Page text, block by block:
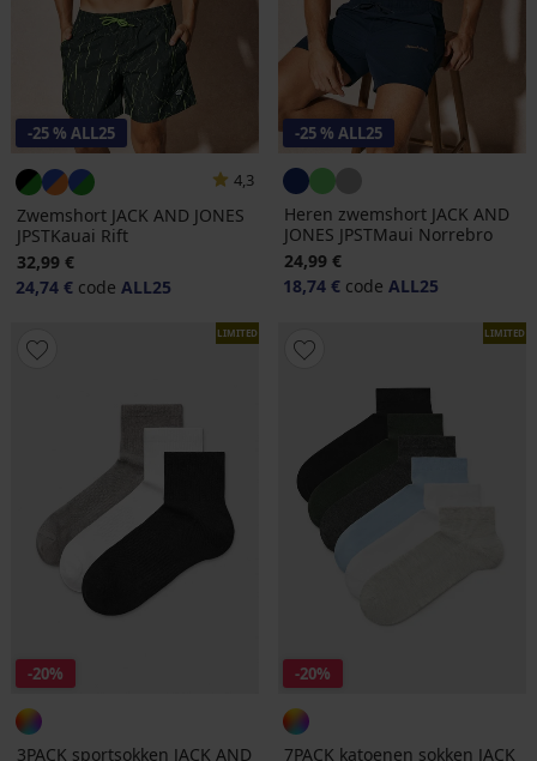
-25 % ALL25
4,3
Zwemshort JACK AND JONES
JPSTKauai Rift
32,99 €
24,74 € code ALL25
-25 % ALL25
Heren zwemshort JACK AND
JONES JPSTMaui Norrebro
24,99 €
18,74 € code ALL25
LIMITED
-20%
3PACK sportsokken JACK AND
LIMITED
-20%
7PACK katoenen sokken JACK